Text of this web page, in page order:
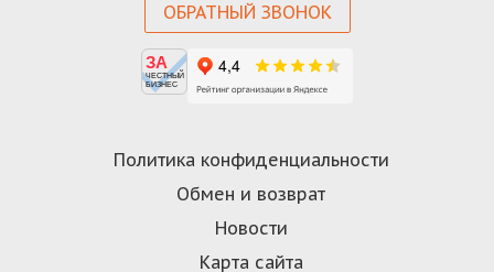
Политика конфиденциальности
Обмен и возврат
Новости
Карта сайта
ОБРАТНЫЙ ЗВОНОК
ЗА
ЧЕСТНЫЙ
БИЗНЕС